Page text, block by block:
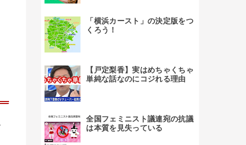
「横浜カースト」の決定版をつ
くろう！
【戸定梨香】実はめちゃくちゃ
単純な話なのにコジれる理由
全国フェミニスト議連宛の抗議
は本質を見失っている